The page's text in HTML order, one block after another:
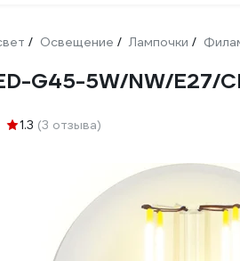
/ Освещение / Лампочки /
G45-5W/NW/E27/
1.3 (3 отзыва)